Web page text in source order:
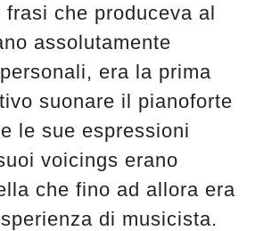
che produceva al
assolutamente
era la prima
suonare il pianoforte
le sue espressioni
voicings erano
che fino ad allora era
di musicista.